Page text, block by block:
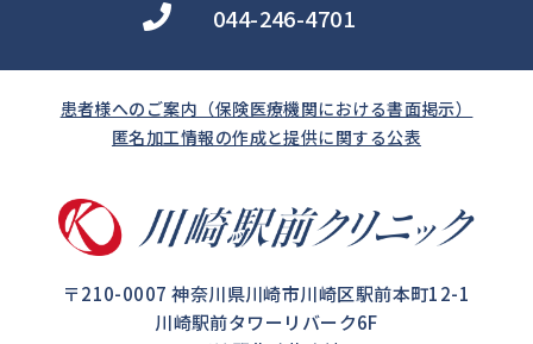
044-246-4701
患者様へのご案内（保険医療機関における書面掲示）
匿名加⼯情報の作成と提供に関する公表
〒210-0007 神奈川県川崎市川崎区駅前本町12-1
川崎駅前タワーリバーク6F